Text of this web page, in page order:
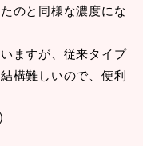
のと同様な濃度にな
ますが、従来タイプ
構難しいので、便利